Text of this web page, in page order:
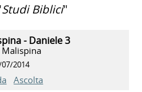
Studi Biblici"
- Daniele 3
Malispina
2014
Ascolta